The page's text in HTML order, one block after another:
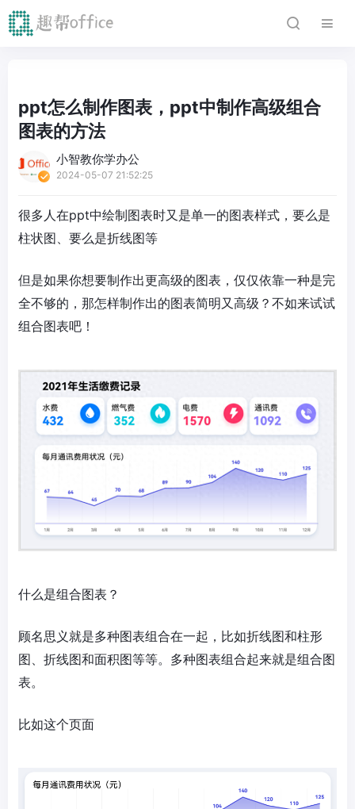
ppt怎么制作图表，ppt中制作高级组合
图表的方法
小智教你学办公
2024-05-07 21:52:25
很多人在ppt中绘制图表时又是单一的图表样式，要么是
柱状图、要么是折线图等
但是如果你想要制作出更高级的图表，仅仅依靠一种是完
全不够的，那怎样制作出的图表简明又高级？不如来试试
组合图表吧！
什么是组合图表？
顾名思义就是多种图表组合在一起，比如折线图和柱形
图、折线图和面积图等等。多种图表组合起来就是组合图
表。
比如这个页面